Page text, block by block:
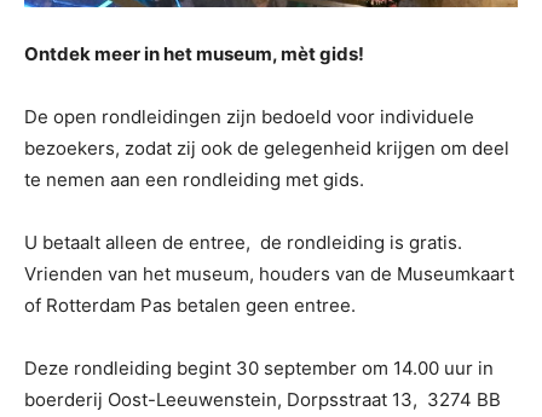
Ontdek meer in het museum, mèt gids!
De open rondleidingen zijn bedoeld voor individuele
bezoekers, zodat zij ook de gelegenheid krijgen om deel
te nemen aan een rondleiding met gids.
U betaalt alleen de entree, de rondleiding is gratis.
Vrienden van het museum, houders van de Museumkaart
of Rotterdam Pas betalen geen entree.
Deze rondleiding begint 30 september om 14.00 uur in
boerderij Oost-Leeuwenstein, Dorpsstraat 13, 3274 BB